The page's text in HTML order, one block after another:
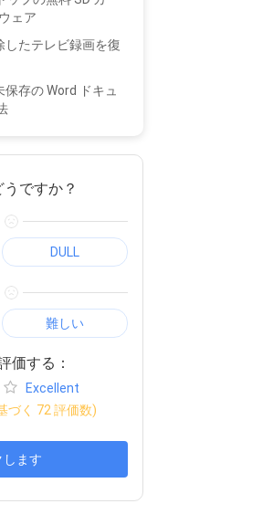
ェア
したテレビ録画を復
存の Word ドキュ
ですか？
DULL
難しい
価する：
Excellent
づく 72 評価数)
します